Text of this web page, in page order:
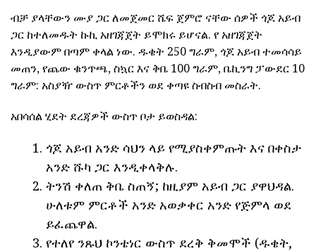
ብቻ ያላቸውን ሙያ ጋር ለመጀመር ሼፍ ጀምሮ ናቸው ሰዎች ጎጆ አይብ
ጋር ከተለመዱት ኩኪ አዘገጃጀት ይሞክሩ ይሆናል. የ አዘገጃጀት
እንዲያውም በጣም ቀላል ነው. ዱቄት 250 ግራም, ጎጆ አይብ ተመሳሳይ
መጠን, የጨው ቁንጥጫ, ስኳር እና ቅቤ 100 ግራም, ቤኪንግ ፓውደር 10
ግራም: አስያዥ ውስጥ ምርቶችን ወደ ቀጣዩ ስብስብ መስራት.
አበሳሰል ሂደት ደረጃዎች ውስጥ ቦታ ይወስዳል:
ጎጆ አይብ አንድ ሳህን ላይ የሚያስቀምጡት እና በቀስታ
አንድ ሹካ ጋር እንዲቀላቅሉ.
ትንሽ ቀለጠ ቅቤ ስጠኝ; ከዚያም አይብ ጋር ያዋህዳል.
ሁለቱም ምርቶች አንድ አወቃቀር አንድ የጅምላ ወደ
ይፈጨዋል.
የተለየ ንጹህ ኮንቴነር ውስጥ ደረቅ ቅመሞች (ዱቄት,